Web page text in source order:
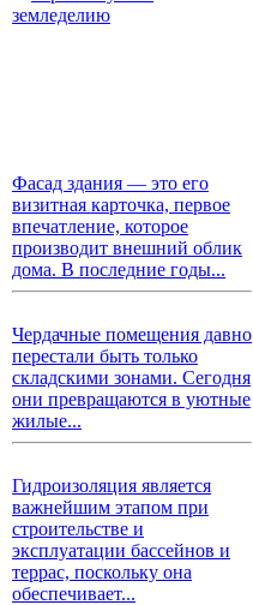
земледелию
Фасад здания — это его
визитная карточка, первое
впечатление, которое
производит внешний облик
дома. В последние годы...
Чердачные помещения давно
перестали быть только
складскими зонами. Сегодня
они превращаются в уютные
жилые...
Гидроизоляция является
важнейшим этапом при
строительстве и
эксплуатации бассейнов и
террас, поскольку она
обеспечивает...